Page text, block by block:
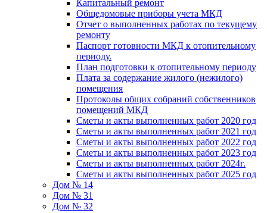
Капитальный ремонт
Общедомовые приборы учета МКД
Отчет о выполненных работах по текущему
ремонту
Паспорт готовности МКД к отопительному
периоду.
План подготовки к отопительному периоду
Плата за содержание жилого (нежилого)
помещения
Протоколы общих собраний собственников
помещений МКД
Сметы и акты выполненных работ 2020 год
Сметы и акты выполненных работ 2021 год
Сметы и акты выполненных работ 2022 год
Сметы и акты выполненных работ 2023 год
Сметы и акты выполненных работ 2024г.
Сметы и акты выполненных работ 2025 год
Дом № 14
Дом № 31
Дом № 32